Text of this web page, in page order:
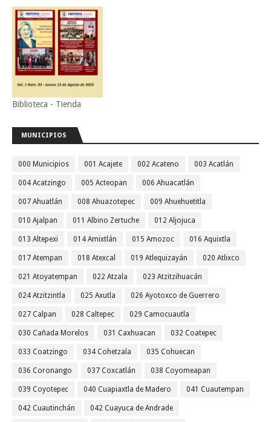
Biblioteca - Tienda
MUNICIPIOS
000 Municipios 001 Acajete 002 Acateno 003 Acatlán
004 Acatzingo 005 Acteopan 006 Ahuacatlán
007 Ahuatlán 008 Ahuazotepec 009 Ahuehuetitla
010 Ajalpan 011 Albino Zertuche 012 Aljojuca
013 Altepexi 014 Amixtlán 015 Amozoc 016 Aquixtla
017 Atempan 018 Atexcal 019 Atlequizayán 020 Atlixco
021 Atoyatempan 022 Atzala 023 Atzitzihuacán
024 Atzitzintla 025 Axutla 026 Ayotoxco de Guerrero
027 Calpan 028 Caltepec 029 Camocuautla
030 Cañada Morelos 031 Caxhuacan 032 Coatepec
033 Coatzingo 034 Cohetzala 035 Cohuecan
036 Coronango 037 Coxcatlán 038 Coyomeapan
039 Coyotepec 040 Cuapiaxtla de Madero 041 Cuautempan
042 Cuautinchán 042 Cuayuca de Andrade